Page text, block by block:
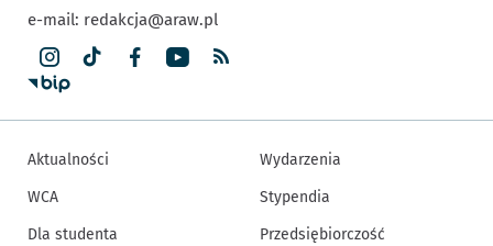
e-mail: redakcja@araw.pl
Aktualności
WCA
Dla studenta
Wydarzenia
Stypendia
Przedsiębiorczość